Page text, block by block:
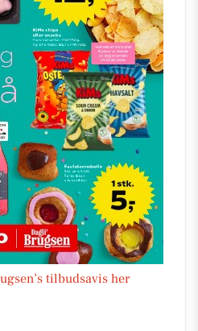
tilbudsavis her